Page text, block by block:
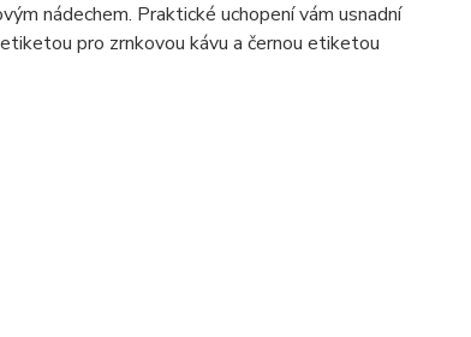
nádechem. Praktické uchopení vám usnadní
pro zrnkovou kávu a černou etiketou